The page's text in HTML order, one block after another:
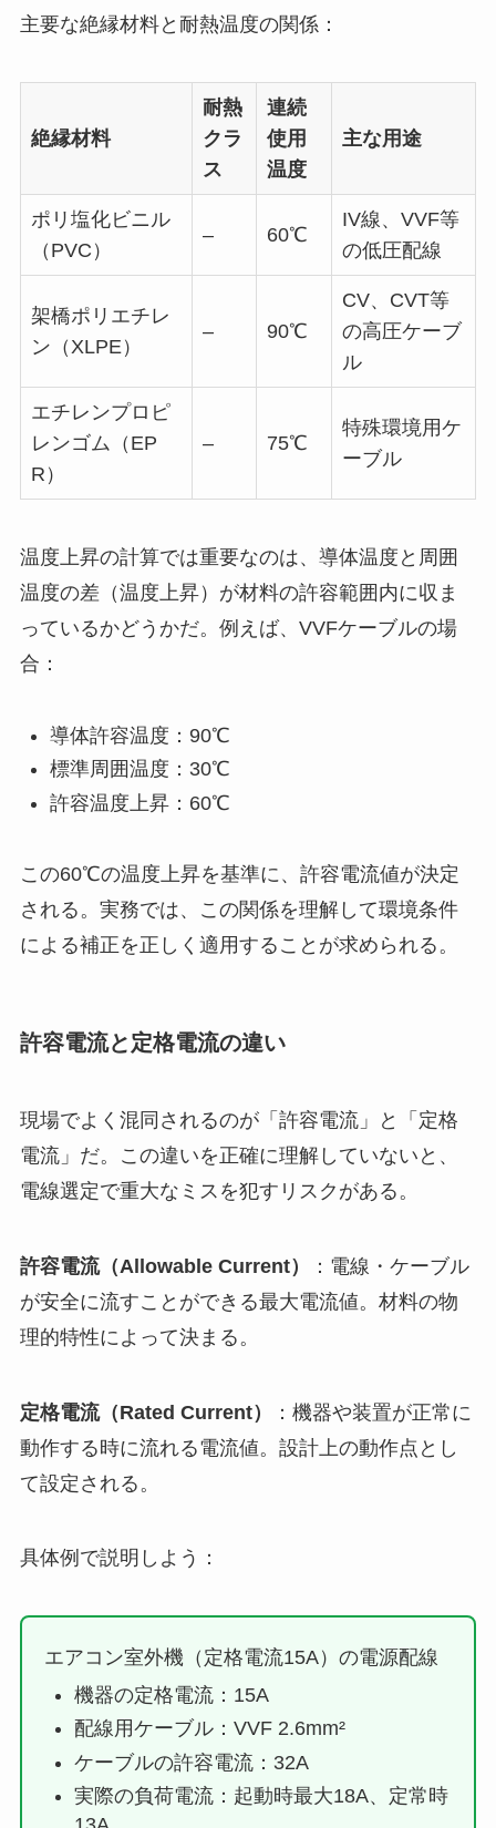
主要な絶縁材料と耐熱温度の関係：
絶縁材料
耐熱
クラ
ス
連続
使用
温度
主な用途
ポリ塩化ビニル
（PVC）
– 60℃
IV線、VVF等
の低圧配線
架橋ポリエチレ
ン（XLPE）
– 90℃
CV、CVT等
の高圧ケーブ
ル
エチレンプロピ
レンゴム（EP
R）
– 75℃
特殊環境用ケ
ーブル
温度上昇の計算では重要なのは、導体温度と周囲
温度の差（温度上昇）が材料の許容範囲内に収ま
っているかどうかだ。例えば、VVFケーブルの場
合：
導体許容温度：90℃
標準周囲温度：30℃
許容温度上昇：60℃
この60℃の温度上昇を基準に、許容電流値が決定
される。実務では、この関係を理解して環境条件
による補正を正しく適用することが求められる。
許容電流と定格電流の違い
現場でよく混同されるのが「許容電流」と「定格
電流」だ。この違いを正確に理解していないと、
電線選定で重大なミスを犯すリスクがある。
許容電流（Allowable Current）
：電線・ケーブル
が安全に流すことができる最大電流値。材料の物
理的特性によって決まる。
定格電流（Rated Current）
：機器や装置が正常に
動作する時に流れる電流値。設計上の動作点とし
て設定される。
具体例で説明しよう：
エアコン室外機（定格電流15A）の電源配線
機器の定格電流：15A
配線用ケーブル：VVF 2.6mm²
ケーブルの許容電流：32A
実際の負荷電流：起動時最大18A、定常時